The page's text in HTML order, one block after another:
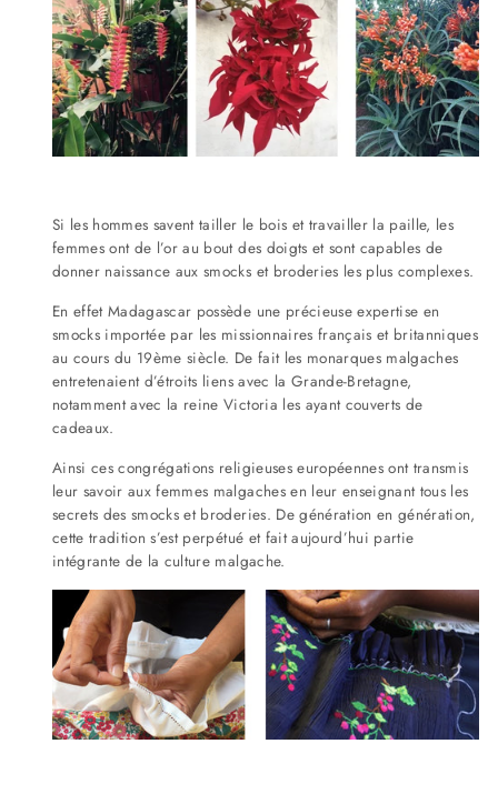
Si les hommes savent tailler le bois et travailler la paille, les
femmes ont de l’or au bout des doigts et sont capables de
donner naissance aux smocks et broderies les plus complexes.
En effet Madagascar possède une précieuse expertise en
smocks importée par les missionnaires français et britanniques
au cours du 19ème siècle. De fait les monarques malgaches
entretenaient d’étroits liens avec la Grande-Bretagne,
notamment avec la reine Victoria les ayant couverts de
cadeaux.
Ainsi ces congrégations religieuses européennes ont transmis
leur savoir aux femmes malgaches en leur enseignant tous les
secrets des smocks et broderies. De génération en génération,
cette tradition s’est perpétué et fait aujourd’hui partie
intégrante de la culture malgache.